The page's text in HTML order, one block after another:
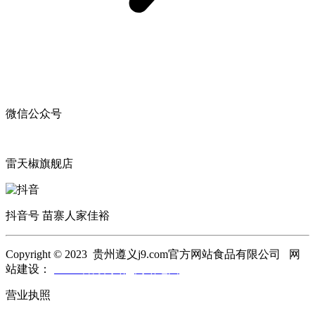
微信公众号
雷天椒旗舰店
抖音号 苗寨人家佳裕
Copyright © 2023 贵州遵义j9.com官方网站食品有限公司 网
站建设：
营业执照